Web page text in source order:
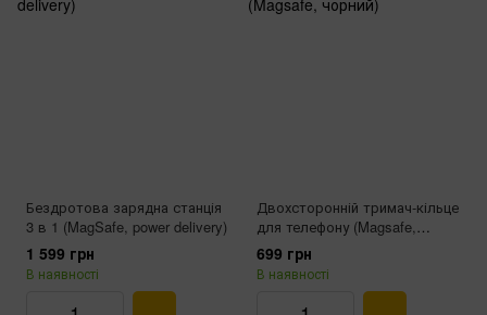
Бездротова зарядна станція
3 в 1 (MagSafe, power delivery)
1 599 грн
В наявності
Двохсторонній тримач-кільце
для телефону (Magsafe,
чорний)
699 грн
В наявності